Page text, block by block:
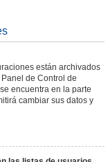
están archivados
de Control de
encuentra en la parte
cambiar sus datos y